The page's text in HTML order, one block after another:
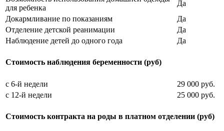
для ребенка
Да
Докармливание по показаниям
Да
Отделение детской реанимации
Да
Наблюдение детей до одного года
Да
Стоимость наблюдения беременности (руб)
с 6-й недели
29 000 руб.
с 12-й недели
25 000 руб.
Стоимость контракта на роды в платном отделении (руб)